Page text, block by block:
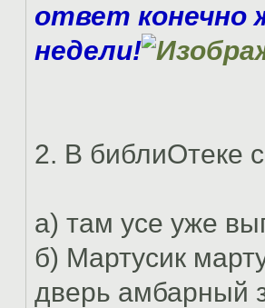
ответ конечно
недели!
2. В библиОтеке
а) там усе уже
б) Мартусик
дверь амбарный